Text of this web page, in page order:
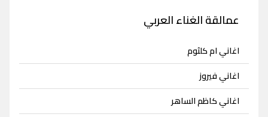
عمالقة الغناء العربي
اغاني ام كلثوم
اغاني فيروز
اغاني كاظم الساهر